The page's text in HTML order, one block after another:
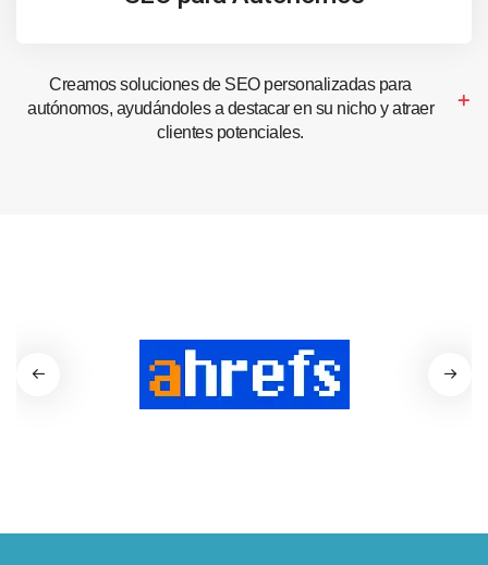
Creamos soluciones de SEO personalizadas para
autónomos, ayudándoles a destacar en su nicho y atraer
clientes potenciales.